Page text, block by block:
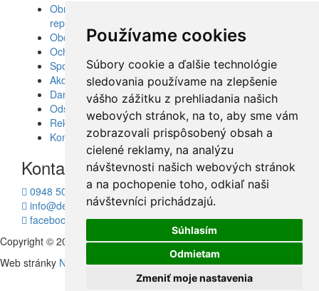
Používame cookies
Súbory cookie a ďalšie technológie
sledovania používame na zlepšenie
vášho zážitku z prehliadania našich
webových stránok, na to, aby sme vám
zobrazovali prispôsobený obsah a
cielené reklamy, na analýzu
návštevnosti našich webových stránok
a na pochopenie toho, odkiaľ naši
návštevníci prichádzajú.
Súhlasím
Odmietam
Zmeniť moje nastavenia
Obrazy, nálepky, fototapety, šablóny, dekorácie,
reprodukcie
Obchodné podmienky
Ochrana osobných údajov
Spolupráca
Akcie a Doručenie
Darčekové poukážky
Odstúpenie od zmluvy - vrátenie tovaru
Reklamácia tovaru
Kontakt
Kontakt
0948 504 403
info@decotrend.sk
facebook
Copyright © 2010 - 2026Decotrend
Web stránky Neonus s.r.o.HostingFirmhosting.eu